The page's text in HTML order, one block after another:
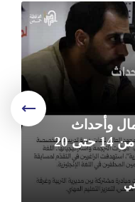
وأحداث
محافظة حمص ومديرياتها من 14 حتى 20